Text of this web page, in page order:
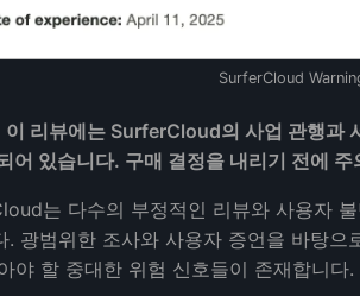
SurferCloud
리뷰에는 SurferCloud의 사업 관행과
어 있습니다. 구매 결정을 내리기 전에
는 다수의 부정적인 리뷰와 사용자
. 광범위한 조사와 사용자 증언을 바탕으
야 할 중대한 위험 신호들이 존재합니다.